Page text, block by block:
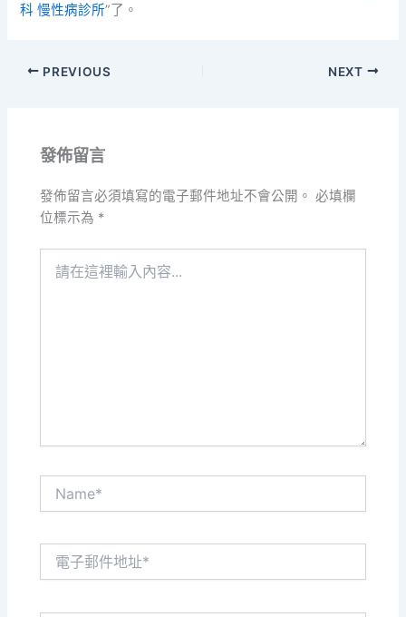
科 慢性病診所”了。
PREVIOUS NEXT
發佈留言
發佈留言必須填寫的電子郵件地址不會公開。 必填欄
位標示為 *